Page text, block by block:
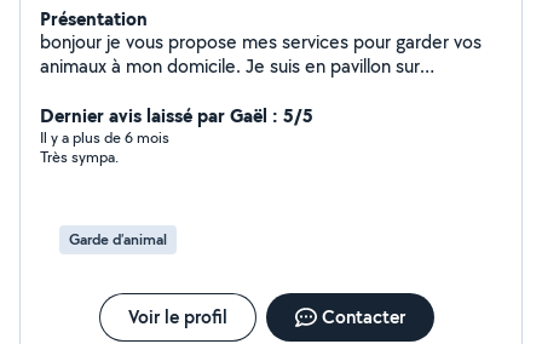
Présentation
bonjour je vous propose mes services pour garder vos
animaux à mon domicile. Je suis en pavillon sur
Dernier avis laissé par Gaël : 5/5
Il y a plus de 6 mois
Très sympa.
Garde d’animal
Voir le profil Contacter